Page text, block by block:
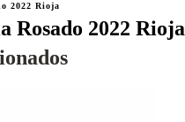
2022 Rioja
Rosado 2022 Rioja